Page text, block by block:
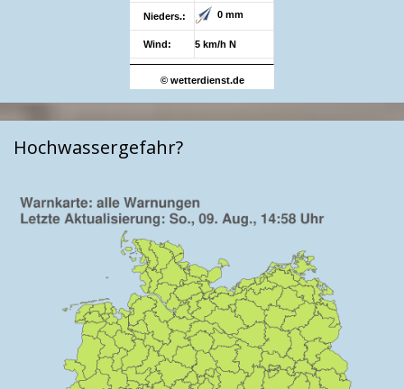
Nieders.: 0 mm
Wind: 5 km/h N
© wetterdienst.de
Hochwassergefahr?